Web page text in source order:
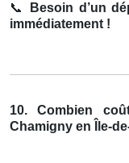
📞
Besoin d’un
immédiatement !
10. Combien
Chamigny en Île-